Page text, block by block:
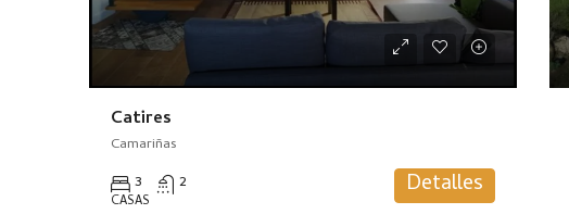
Catires
Camariñas
3 2
CASAS Detalles